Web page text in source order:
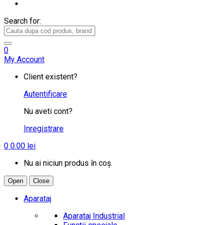
Search for:
0
My Account
Client existent?
Autentificare
Nu aveti cont?
Inregistrare
0 0.00 lei
Nu ai niciun produs în coș.
Open Close
Aparataj
Aparataj Industrial